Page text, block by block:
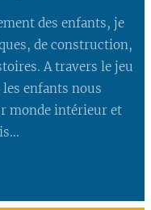
des enfants, je
de construction,
A travers le jeu
les enfants nous
monde intérieur et